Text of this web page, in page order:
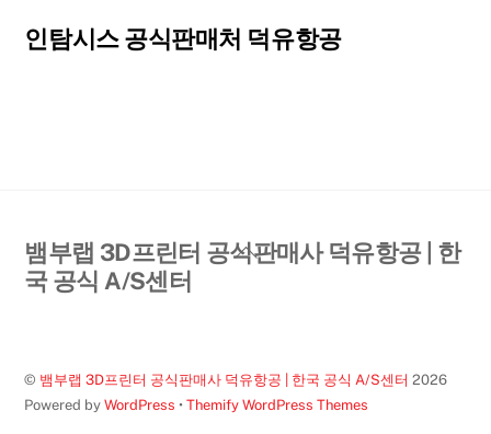
인탐시스 공식판매처 덕유항공
Back
뱀부랩 3D프린터 공식판매사 덕유항공 | 한
국 공식 A/S센터
© 뱀부랩 3D프린터 공식판매사 덕유항공 | 한국 공식 A/S센터 2026
Powered byWordPress •Themify WordPress Themes